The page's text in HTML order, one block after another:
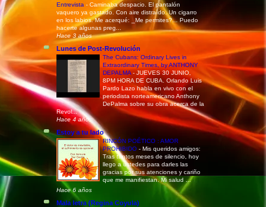
Entrevista - Caminaba despacio. El pantalón
vaquero ya gastado. Con aire distraído. Un cigarro
en los labios. Me acerqué: _Me permites?... Puedo
hacerte algunas preg...
Hace 3 años
Lunes de Post-Revolución
The Cubans: Ordinary Lives in
Extraordinary Times, by ANTHONY
DEPALMA- JUEVES 30 JUNIO,
8PM HORA DE CUBA. Orlando Luis
Pardo Lazo habla en vivo con el
periodista norteamericano Anthony
DePalma sobre su obra acerca de la
Revol...
Hace 4 años
Estoy a tu lado
RINCÓN POÉTICO : AMOR
PROHIBIDO - Mis queridos amigos:
Tras tantos meses de silencio, hoy
llego a ustedes para darles las
gracias por sus atenciones y cariño
que me manifiestan. Mi salud ...
Hace 6 años
Mala letra (Regina Coyula)